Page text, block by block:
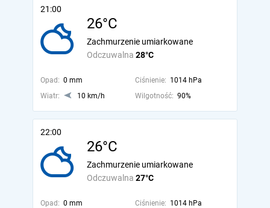
21:00
26°C
Odczuwalna 28°C
Zachmurzenie umiarkowane
Opad: 0 mm Ciśnienie: 1014 hPa
Wiatr:
10 km/h Wilgotność: 90%
22:00
26°C
Odczuwalna 27°C
Zachmurzenie umiarkowane
Opad: 0 mm Ciśnienie: 1014 hPa